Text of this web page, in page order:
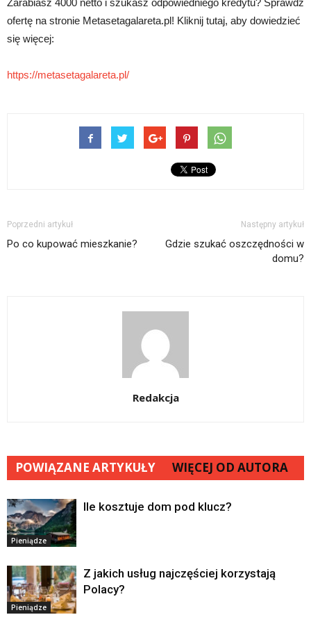
Zarabiasz 4000 netto i szukasz odpowiedniego kredytu? Sprawdź
ofertę na stronie Metasetagalareta.pl! Kliknij tutaj, aby dowiedzieć
się więcej:
https://metasetagalareta.pl/
Poprzedni artykuł
Po co kupować mieszkanie?
Następny artykuł
Gdzie szukać oszczędności w
domu?
Redakcja
POWIĄZANE ARTYKUŁY WIĘCEJ OD AUTORA
Pieniądze
Ile kosztuje dom pod klucz?
Pieniądze
Z jakich usług najczęściej korzystają
Polacy?